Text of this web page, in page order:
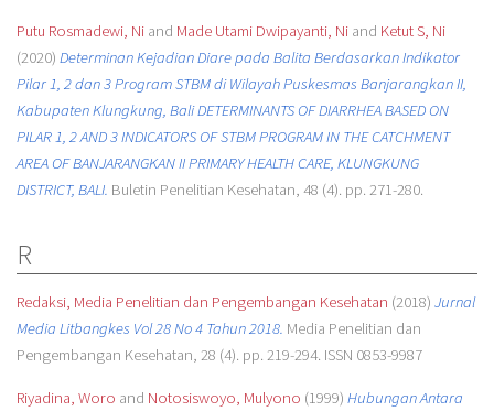
Putu Rosmadewi, Niand Made Utami Dwipayanti, Niand Ketut S, Ni
(2020) Determinan Kejadian Diare pada Balita Berdasarkan Indikator
Pilar 1, 2 dan 3 Program STBM di Wilayah Puskesmas Banjarangkan II,
Kabupaten Klungkung, Bali DETERMINANTS OF DIARRHEA BASED ON
PILAR 1, 2 AND 3 INDICATORS OF STBM PROGRAM IN THE CATCHMENT
AREA OF BANJARANGKAN II PRIMARY HEALTH CARE, KLUNGKUNG
DISTRICT, BALI. Buletin Penelitian Kesehatan, 48 (4). pp. 271-280.
R
Redaksi, Media Penelitian dan Pengembangan Kesehatan (2018) Jurnal
Media Litbangkes Vol 28 No 4 Tahun 2018. Media Penelitian dan
Pengembangan Kesehatan, 28 (4). pp. 219-294. ISSN 0853-9987
Riyadina, Woro and Notosiswoyo, Mulyono (1999) Hubungan Antara